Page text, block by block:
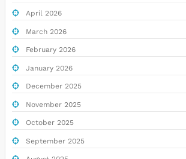
April 2026
March 2026
February 2026
January 2026
December 2025
November 2025
October 2025
September 2025